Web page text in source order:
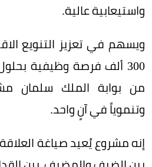
واستيعابية عالية.
ويسهم في تعزيز التنويع
من بوابة الملك سلمان
وتنموياً في آنٍ واحد.
إنه مشروع يُعيد صياغة